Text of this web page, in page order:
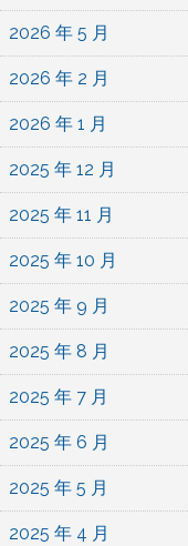
2026 年 5 月
2026 年 2 月
2026 年 1 月
2025 年 12 月
2025 年 11 月
2025 年 10 月
2025 年 9 月
2025 年 8 月
2025 年 7 月
2025 年 6 月
2025 年 5 月
2025 年 4 月